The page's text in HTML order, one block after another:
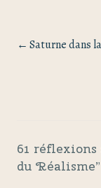
Saturne dans
61 réflexions
du Réalisme”